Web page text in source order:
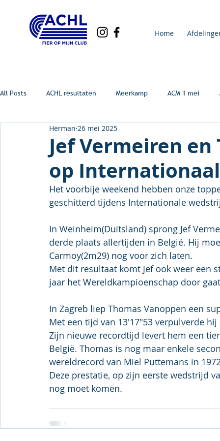
Home
All Posts ACHL resultaten Meerkamp ACM 1 mei
Jef Vermeiren
op
Herman 26 mei 2025
Het voorbije weekend hebben onze
geschitterd tijdens Internationale
In Weinheim(Duitsland) sprong Jef
derde plaats allertijden in België. Hij
Carmoy(2m29) nog voor zich laten.
Met dit resultaat komt Jef ook weer een
jaar het Wereldkampioenschap door
In Zagreb liep Thomas Vanoppen een
Met een tijd van 13'17"53 verpulverde
Zijn nieuwe recordtijd levert hem een
België. Thomas is nog maar enkele
wereldrecord van Miel Puttemans in
Deze prestatie, op zijn eerste wedstrijd
nog moet komen.